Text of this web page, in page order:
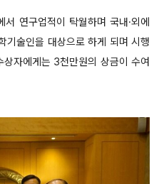
서 연구업적이 탁월하며 국내·외에
기술인을 대상으로 하게 되며 시행
자에게는 3천만원의 상금이 수여